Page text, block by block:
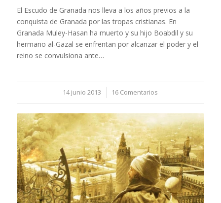
El Escudo de Granada nos lleva a los años previos a la
conquista de Granada por las tropas cristianas. En
Granada Muley-Hasan ha muerto y su hijo Boabdil y su
hermano al-Gazal se enfrentan por alcanzar el poder y el
reino se convulsiona ante…
14 junio 2013
/ 16 Comentarios